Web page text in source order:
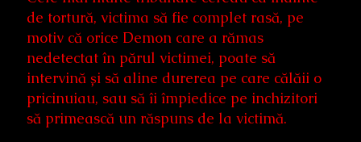
de tortură, victima să fie complet rasă, pe
motiv că orice Demon care a rămas
nedetectat în părul victimei, poate să
intervină și să aline durerea pe care călăii o
pricinuiau, sau să îi împiedice pe inchizitori
să primească un răspuns de la victimă.